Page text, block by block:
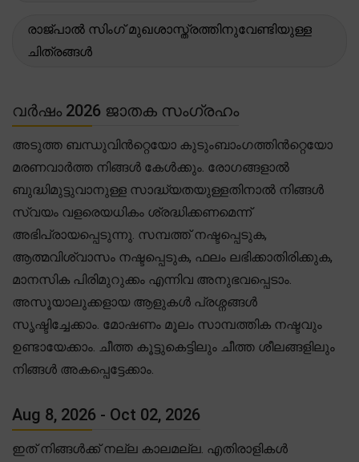
രാജ്പാൽ സിംഗ് മുഖശാസ്ത്രത്തിനുവേണ്ടിയുള്ള
ചിത്രങ്ങൾ
വർഷം 2026 ജാതക സംഗ്രഹം
അടുത്ത ബന്ധുവിൻറ്റെയോ കുടുംബാംഗത്തിൻറ്റെയോ
മരണവാർത്ത നിങ്ങൾ കേൾക്കും. രോഗങ്ങളാൽ
ബുദ്ധിമുട്ടുവാനുള്ള സാദ്ധ്യതയുള്ളതിനാൽ നിങ്ങൾ
സ്വയം വളരെയധികം ശ്രദ്ധിക്കണമെന്ന്
അഭിപ്രായപ്പെടുന്നു. സമ്പത്ത് നഷ്ടപ്പെടുക,
ആത്മവിശ്വാസം നഷ്ടപ്പെടുക, ഫലം ലഭിക്കാതിരിക്കുക,
മാനസിക പിരിമുറുക്കം എന്നിവ അനുഭവപ്പെടാം.
അസൂയാലുക്കളായ ആളുകൾ പ്രശ്നങ്ങൾ
സൃഷ്ടിച്ചേക്കാം. മോഷണം മൂലം സാമ്പത്തിക നഷ്ടവും
ഉണ്ടായേക്കാം. ചീത്ത കൂട്ടുകെട്ടിലും ചീത്ത ശീലങ്ങളിലും
നിങ്ങൾ അകപ്പെട്ടേക്കാം.
Aug 8, 2026 - Oct 02, 2026
ഇത് നിങ്ങൾക്ക് നല്ല കാലമല്ല. എതിരാളികൾ